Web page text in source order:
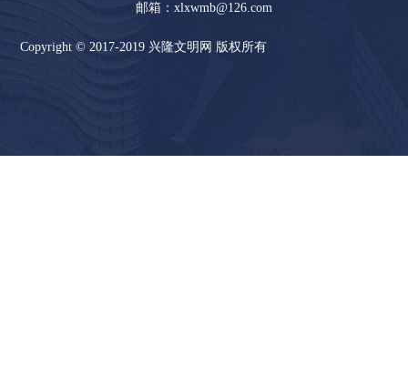
邮箱：xlxwmb@126.com
Copyright © 2017-2019 兴隆文明网 版权所有